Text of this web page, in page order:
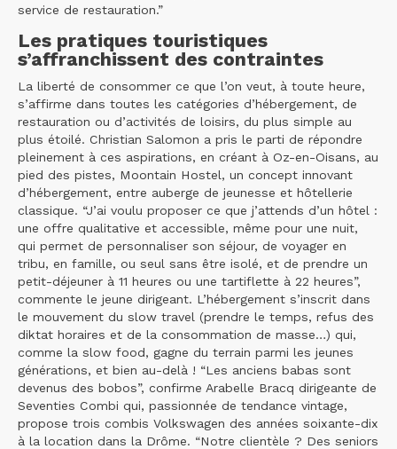
service de restauration.”
Les pratiques touristiques
s’affranchissent des contraintes
La liberté de consommer ce que l’on veut, à toute heure,
s’affirme dans toutes les catégories d’hébergement, de
restauration ou d’activités de loisirs, du plus simple au
plus étoilé. Christian Salomon a pris le parti de répondre
pleinement à ces aspirations, en créant à Oz-en-Oisans, au
pied des pistes, Moontain Hostel, un concept innovant
d’hébergement, entre auberge de jeunesse et hôtellerie
classique. “J’ai voulu proposer ce que j’attends d’un hôtel :
une offre qualitative et accessible, même pour une nuit,
qui permet de personnaliser son séjour, de voyager en
tribu, en famille, ou seul sans être isolé, et de prendre un
petit-déjeuner à 11 heures ou une tartiflette à 22 heures”,
commente le jeune dirigeant. L’hébergement s’inscrit dans
le mouvement du slow travel (prendre le temps, refus des
diktat horaires et de la consommation de masse…) qui,
comme la slow food, gagne du terrain parmi les jeunes
générations, et bien au-delà ! “Les anciens babas sont
devenus des bobos”, confirme Arabelle Bracq dirigeante de
Seventies Combi qui, passionnée de tendance vintage,
propose trois combis Volkswagen des années soixante-dix
à la location dans la Drôme. “Notre clientèle ? Des seniors